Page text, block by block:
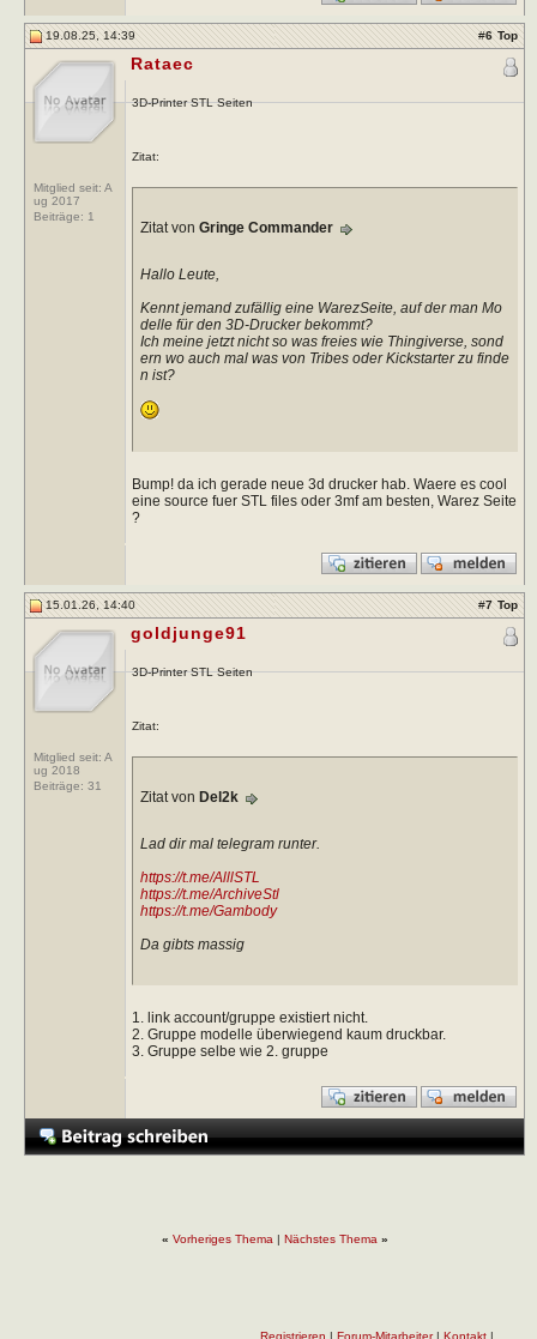
19.08.25, 14:39 #6 Top
Mitglied seit: A
ug 2017
Beiträge: 1
Rataec
3D-Printer STL Seiten
Zitat:
Zitat von Gringe Commander
Hallo Leute,
Kennt jemand zufällig eine WarezSeite, auf der man Mo
delle für den 3D-Drucker bekommt?
Ich meine jetzt nicht so was freies wie Thingiverse, sond
ern wo auch mal was von Tribes oder Kickstarter zu finde
n ist?
Bump! da ich gerade neue 3d drucker hab. Waere es cool
eine source fuer STL files oder 3mf am besten, Warez Seite
?
15.01.26, 14:40 #7 Top
Mitglied seit: A
ug 2018
Beiträge: 31
goldjunge91
3D-Printer STL Seiten
Zitat:
Zitat von Del2k
Lad dir mal telegram runter.
https://t.me/AlllSTL
https://t.me/ArchiveStl
https://t.me/Gambody
Da gibts massig
1. link account/gruppe existiert nicht.
2. Gruppe modelle überwiegend kaum druckbar.
3. Gruppe selbe wie 2. gruppe
« Vorheriges Thema | Nächstes Thema »
Registrieren | Forum-Mitarbeiter| Kontakt|